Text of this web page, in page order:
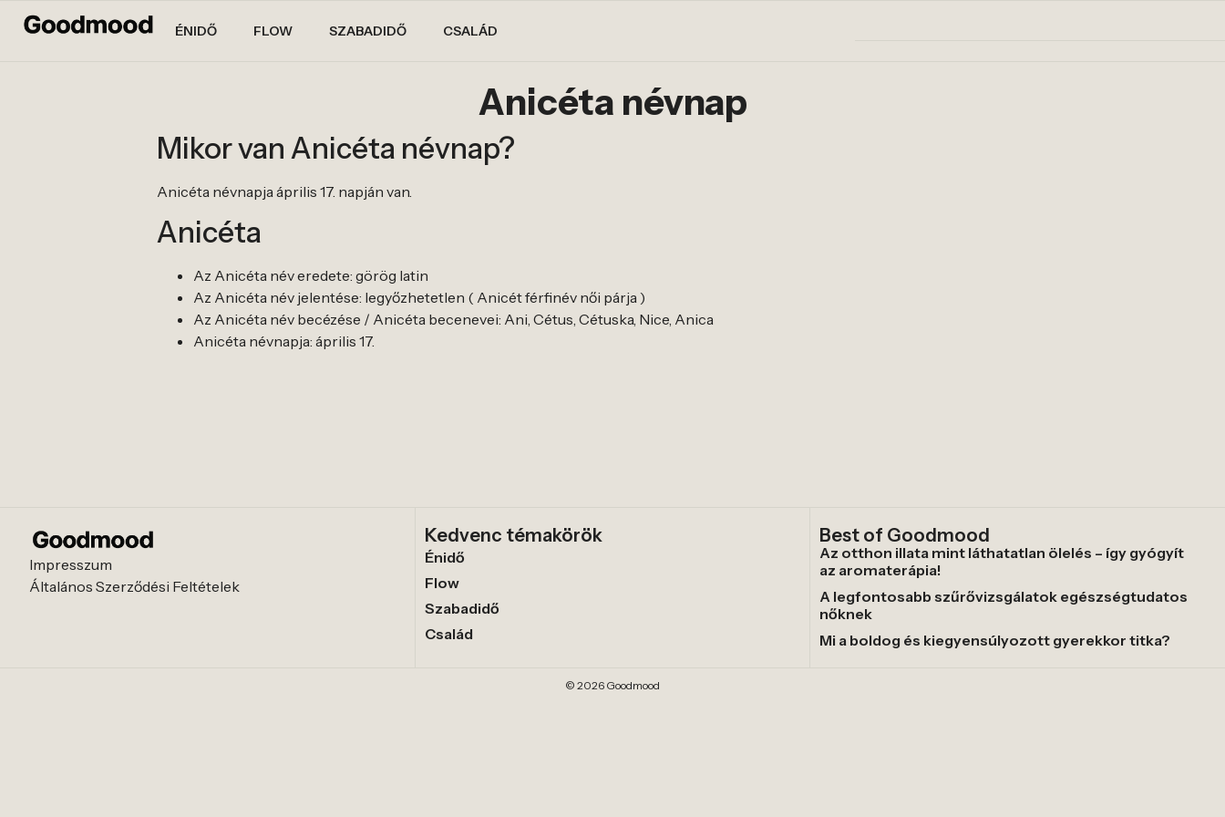
ÉNIDŐ FLOW SZABADIDŐ CSALÁD
Anicéta névnap
Mikor van Anicéta névnap?
Anicéta névnapja április 17. napján van.
Anicéta
Az Anicéta név eredete: görög latin
Az Anicéta név jelentése: legyőzhetetlen ( Anicét férfinév női párja )
Az Anicéta név becézése / Anicéta becenevei: Ani, Cétus, Cétuska, Nice, Anica
Anicéta névnapja: április 17.
Impresszum
Általános Szerződési Feltételek
Kedvenc témakörök
Énidő
Flow
Szabadidő
Család
Best of Goodmood
Az otthon illata mint láthatatlan ölelés – így gyógyít
az aromaterápia!
A legfontosabb szűrővizsgálatok egészségtudatos
nőknek
Mi a boldog és kiegyensúlyozott gyerekkor titka?
© 2026 Goodmood